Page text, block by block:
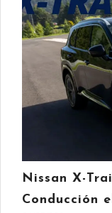
Nissan X-
Conducción